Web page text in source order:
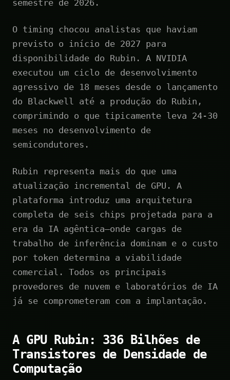
semestre de 2026.
O timing chocou analistas que haviam
previsto o início de 2027 para
disponibilidade do Rubin. A NVIDIA
executou um ciclo de desenvolvimento
agressivo de 18 meses desde o lançamento
do Blackwell até a produção do Rubin,
comprimindo o que tipicamente leva 24-30
meses no desenvolvimento de
semicondutores.
Rubin representa mais do que uma
atualização incremental de GPU. A
plataforma introduz uma arquitetura
completa de seis chips projetada para a
era da IA agêntica—onde cargas de
trabalho de inferência dominam e o custo
por token determina a viabilidade
comercial. Todos os principais
provedores de nuvem e laboratórios de IA
já se comprometeram com a implantação.
A GPU Rubin: 336 Bilhões de
Transistores de Densidade de
Computação